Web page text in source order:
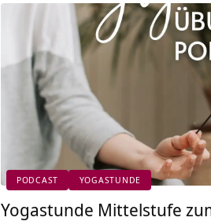
PODCAST YOGASTUNDE
Yogastunde Mittelstufe